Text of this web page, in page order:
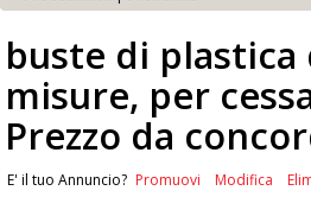
buste di plastica
misure, per
Prezzo da
E' il tuo Annuncio? Promuovi Modifica